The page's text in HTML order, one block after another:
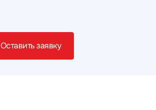
Оставить заявку